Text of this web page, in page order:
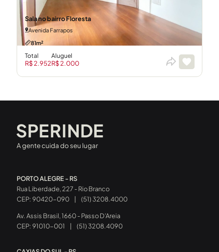
Sala no bairro Floresta
Avenida Farrapos
81m²
Total
R$ 2.952
Aluguel
R$ 2.000
A gente cuida do seu lugar
PORTO ALEGRE - RS
Rua Liberdade, 227 - Rio Branco
CEP: 90420-090
(51) 3208.4000
Av. Assis Brasil, 1660 - Passo D’Areia
CEP: 91010-001
(51) 3208.4090